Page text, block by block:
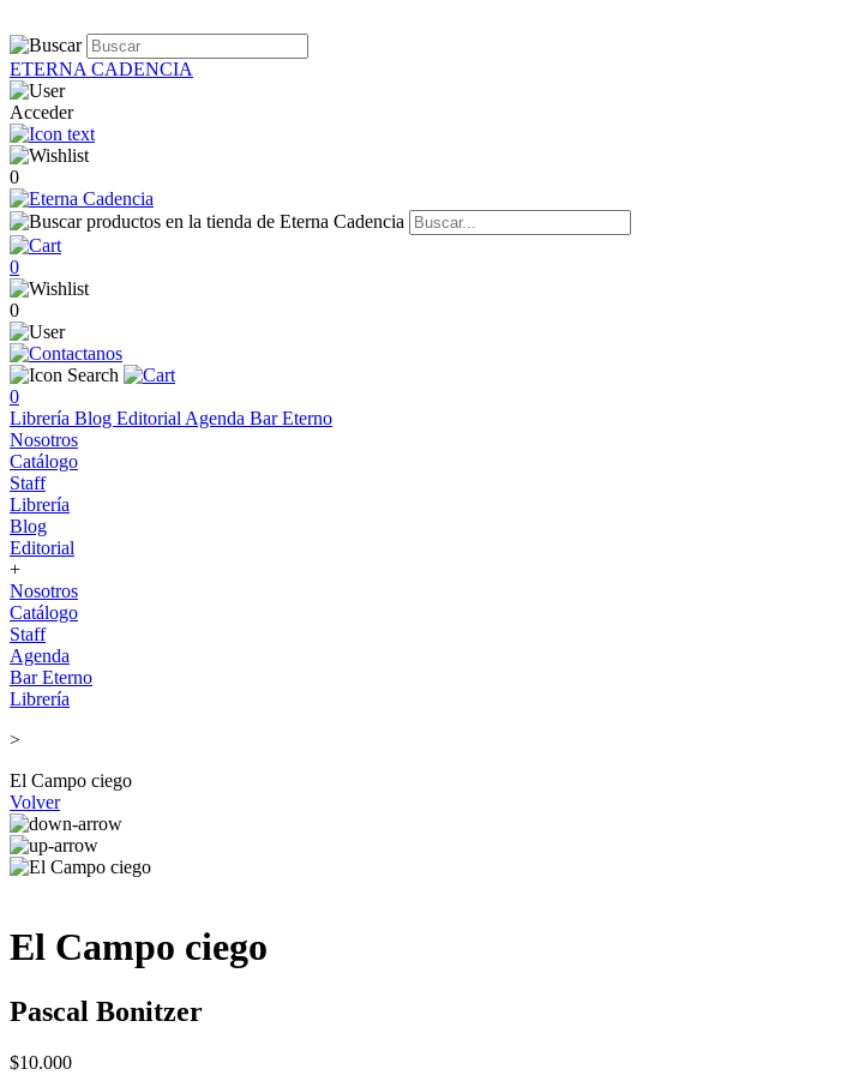
ETERNA CADENCIA
Acceder
0
0
0
0
Librería Blog Editorial Agenda Bar Eterno
Nosotros
Catálogo
Staff
Librería
Blog
Editorial
+
Nosotros
Catálogo
Staff
Agenda
Bar Eterno
Librería
>
El Campo ciego
Volver
El Campo ciego
Pascal Bonitzer
$10.000